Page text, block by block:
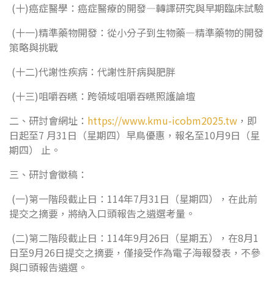
(十)癌症醫學：癌症醫療的開發—轉譯研究與早期臨床試驗
(十一)精準藥物開發：從小分子到生物藥—精準藥物的開發
策略與挑戰
(十二)代謝性疾病：代謝性肝病與肥胖
(十三)咀嚼吞嚥：跨領域咀嚼吞嚥照護論壇
二、研討會網址： https://www.kmu-icobm2025.tw ，即
日起至7 月31日（星期四）早鳥優惠，報名至10月9日（星
期四） 止。
三、研討會徵稿：
(一)第一階段截止日：114年7月31日（星期四），在此前
提交之摘要，將納入口頭報告之遴選考量。
(二)第二階段截止日：114年9月26日（星期五），在8月1
日至9月26日提交之摘要，僅接受作為電子海報發表，不參
與口頭報告遴選。